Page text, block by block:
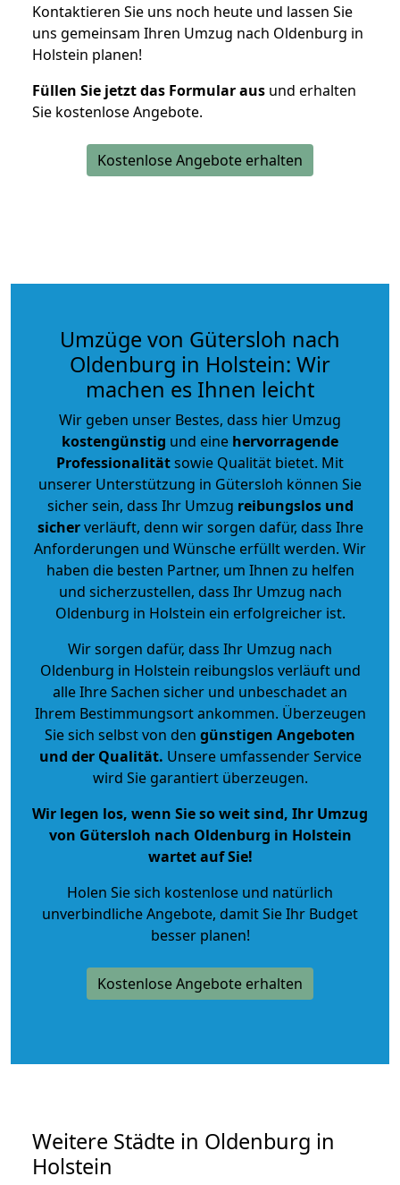
Kontaktieren Sie uns noch heute und lassen Sie
uns gemeinsam Ihren Umzug nach Oldenburg in
Holstein planen!
Füllen Sie jetzt das Formular aus und erhalten
Sie kostenlose Angebote.
Kostenlose Angebote erhalten
Umzüge von Gütersloh nach
Oldenburg in Holstein: Wir
machen es Ihnen leicht
Wir geben unser Bestes, dass hier Umzug
kostengünstig und eine hervorragende
Professionalitätsowie Qualität bietet. Mit
unserer Unterstützung in Gütersloh können Sie
sicher sein, dass Ihr Umzug reibungslos und
sicherverläuft, denn wir sorgen dafür, dass Ihre
Anforderungen und Wünsche erfüllt werden. Wir
haben die besten Partner, um Ihnen zu helfen
und sicherzustellen, dass Ihr Umzug nach
Oldenburg in Holstein ein erfolgreicher ist.
Wir sorgen dafür, dass Ihr Umzug nach
Oldenburg in Holstein reibungslos verläuft und
alle Ihre Sachen sicher und unbeschadet an
Ihrem Bestimmungsort ankommen. Überzeugen
Sie sich selbst von den günstigen Angeboten
und der Qualität. Unsere umfassender Service
wird Sie garantiert überzeugen.
Wir legen los, wenn Sie so weit sind, Ihr Umzug
von Gütersloh nach Oldenburg in Holstein
wartet auf Sie!
Holen Sie sich kostenlose und natürlich
unverbindliche Angebote, damit Sie Ihr Budget
besser planen!
Kostenlose Angebote erhalten
Weitere Städte in Oldenburg in
Holstein